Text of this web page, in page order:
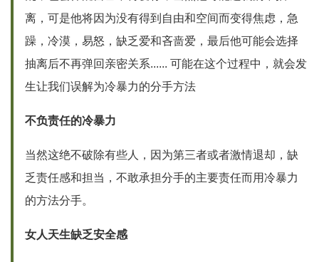
离，可是他将因为没有得到自由和空间而变得焦虑，急
躁，冷漠，易怒，缺乏爱和吝啬爱，最后他可能会选择
抽离后不再弹回亲密关系...... 可能在这个过程中，就会发
生让我们误解为冷暴力的分手方法
不负责任的冷暴力
当然这绝不破除有些人，因为第三者或者激情退却，缺
乏责任感和担当，不敢承担分手的主要责任而用冷暴力
的方法分手。
女人天生缺乏安全感